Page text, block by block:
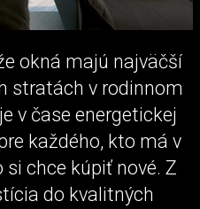
okná majú najväčší
stratách v rodinnom
v čase energetickej
každého, kto má v
chce kúpiť nové. Z
do kvalitných